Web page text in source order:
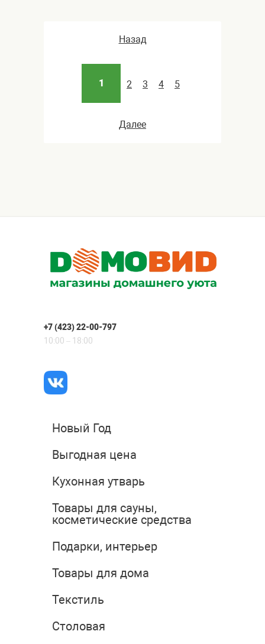
Назад
1 2 3 4 5
Далее
+7 (423) 22-00-797
10:00 – 18:00
Новый Год
Выгодная цена
Кухонная утварь
Товары для сауны,
косметические средства
Подарки, интерьер
Товары для дома
Текстиль
Столовая